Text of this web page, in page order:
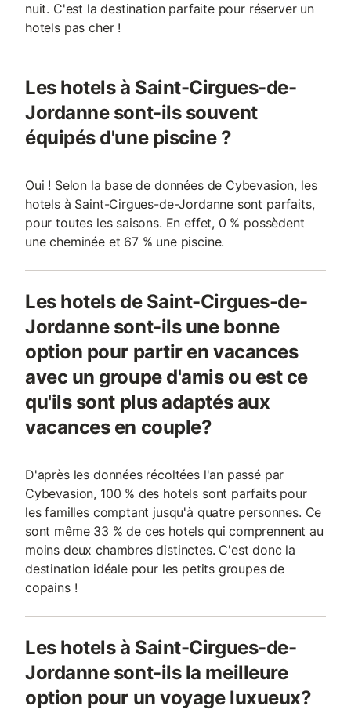
nuit. C'est la destination parfaite pour réserver un
hotels pas cher !
Les hotels à Saint-Cirgues-de-
Jordanne sont-ils souvent
équipés d'une piscine ?
Oui ! Selon la base de données de Cybevasion, les
hotels à Saint-Cirgues-de-Jordanne sont parfaits,
pour toutes les saisons. En effet, 0 % possèdent
une cheminée et 67 % une piscine.
Les hotels de Saint-Cirgues-de-
Jordanne sont-ils une bonne
option pour partir en vacances
avec un groupe d'amis ou est ce
qu'ils sont plus adaptés aux
vacances en couple?
D'après les données récoltées l'an passé par
Cybevasion, 100 % des hotels sont parfaits pour
les familles comptant jusqu'à quatre personnes. Ce
sont même 33 % de ces hotels qui comprennent au
moins deux chambres distinctes. C'est donc la
destination idéale pour les petits groupes de
copains !
Les hotels à Saint-Cirgues-de-
Jordanne sont-ils la meilleure
option pour un voyage luxueux?